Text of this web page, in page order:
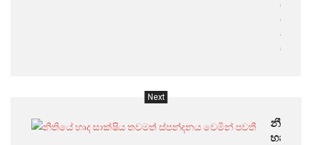
සහ
Next
නීතියේ
හෘද